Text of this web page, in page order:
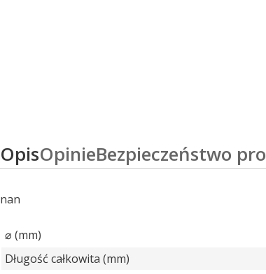
OpisOpinieBezpieczeństwo
nan
⌀ (mm)
Długość całkowita (mm)